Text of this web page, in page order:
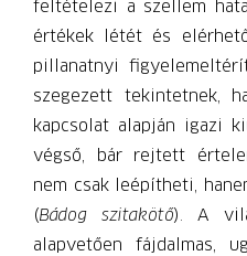
feltételezi a szellem
értékek létét és
pillanatnyi
szegezett tekintetnek,
kapcsolat alapján igazi
végső, bár rejtett
nem csak leépítheti,
(Bádog szitakötő). A
alapvetően fájdalmas,